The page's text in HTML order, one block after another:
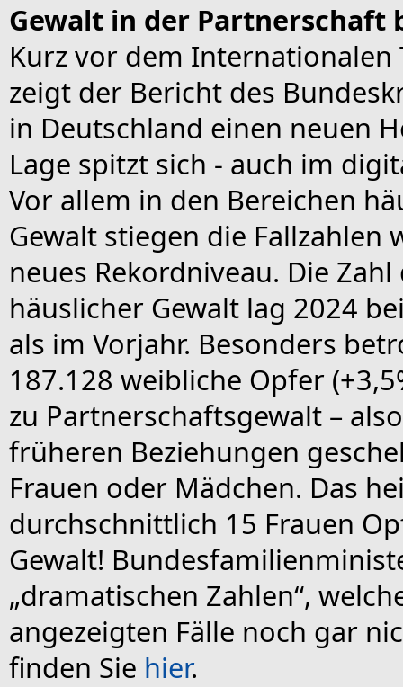
Gewalt in der Partnerschaft
Kurz vor dem Internationalen
zeigt der Bericht des
in Deutschland einen neuen
Lage spitzt sich - auch im
Vor allem in den Bereichen
Gewalt stiegen die
neues Rekordniveau. Die
häuslicher Gewalt lag 2024
als im Vorjahr. Besonders
187.128 weibliche Opfer
zu Partnerschaftsgewalt –
früheren Beziehungen
Frauen oder Mädchen. Das
durchschnittlich 15 Frauen
Gewalt!
„dramatischen Zahlen“,
angezeigten Fälle noch gar
finden Sie hier.